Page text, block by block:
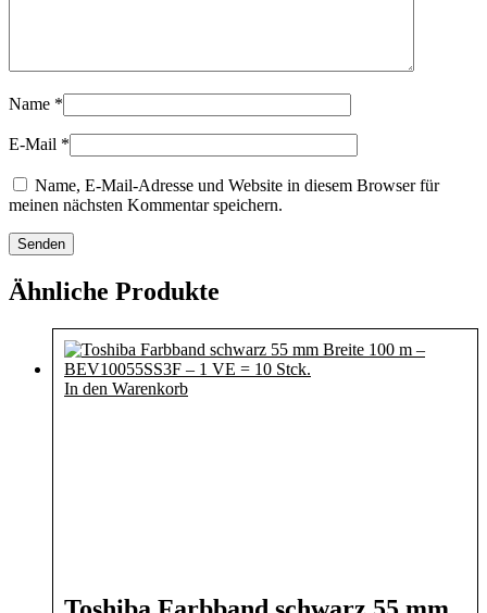
Name *
E-Mail *
Name, E-Mail-Adresse und Website in diesem Browser für
meinen nächsten Kommentar speichern.
Ähnliche Produkte
In den Warenkorb